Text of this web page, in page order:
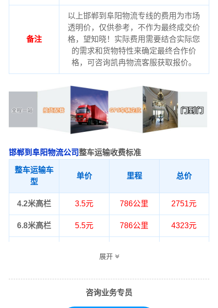
备注
以上邯郸到阜阳物流专线的费用为市场
透明价，仅供参考，不作为最终成交价
格，望知晓！实际费用需要结合实际您
的需求和货物特性来确定最终合作价
格，可咨询凯冉物流客服获取报价。
邯郸到阜阳物流公司整车运输收费标准
整车运输车
型
单价 里程 总价
4.2米高栏 3.5元 786公里 2751元
6.8米高栏 5.5元 786公里 4323元
10.5元 786公里
展开
咨询业务专员